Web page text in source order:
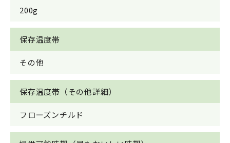
200g
保存温度帯
その他
保存温度帯（その他詳細）
フローズンチルド